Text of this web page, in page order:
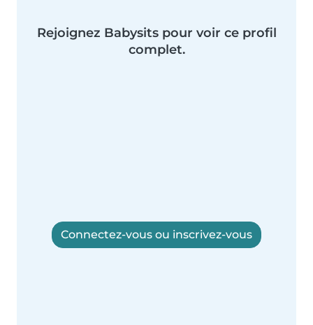
Rejoignez Babysits pour voir ce profil
complet.
Connectez-vous ou inscrivez-vous